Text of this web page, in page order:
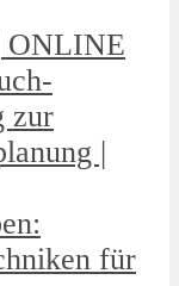
ONLINE
zur
|
für